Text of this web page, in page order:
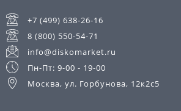
+7 (499) 638-26-16
8 (800) 550-54-71
info@diskomarket.ru
Пн-Пт: 9-00 - 19-00
Москва, ул. Горбунова, 12к2с5